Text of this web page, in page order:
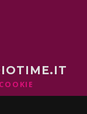
COOKIE